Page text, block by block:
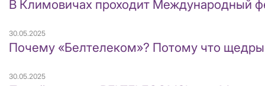
В Климовичах проходит Международный
30.05.2025
Почему «Белтелеком»? Потому что
30.05.2025